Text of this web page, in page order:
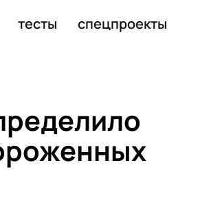
тесты спецпроекты